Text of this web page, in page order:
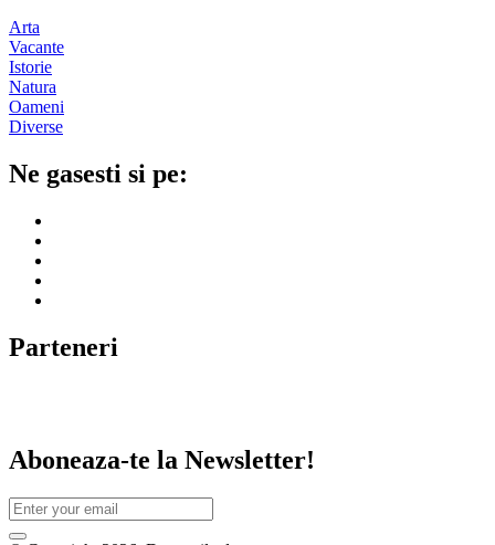
Arta
Vacante
Istorie
Natura
Oameni
Diverse
Ne gasesti si pe:
Parteneri
Aboneaza-te la Newsletter!